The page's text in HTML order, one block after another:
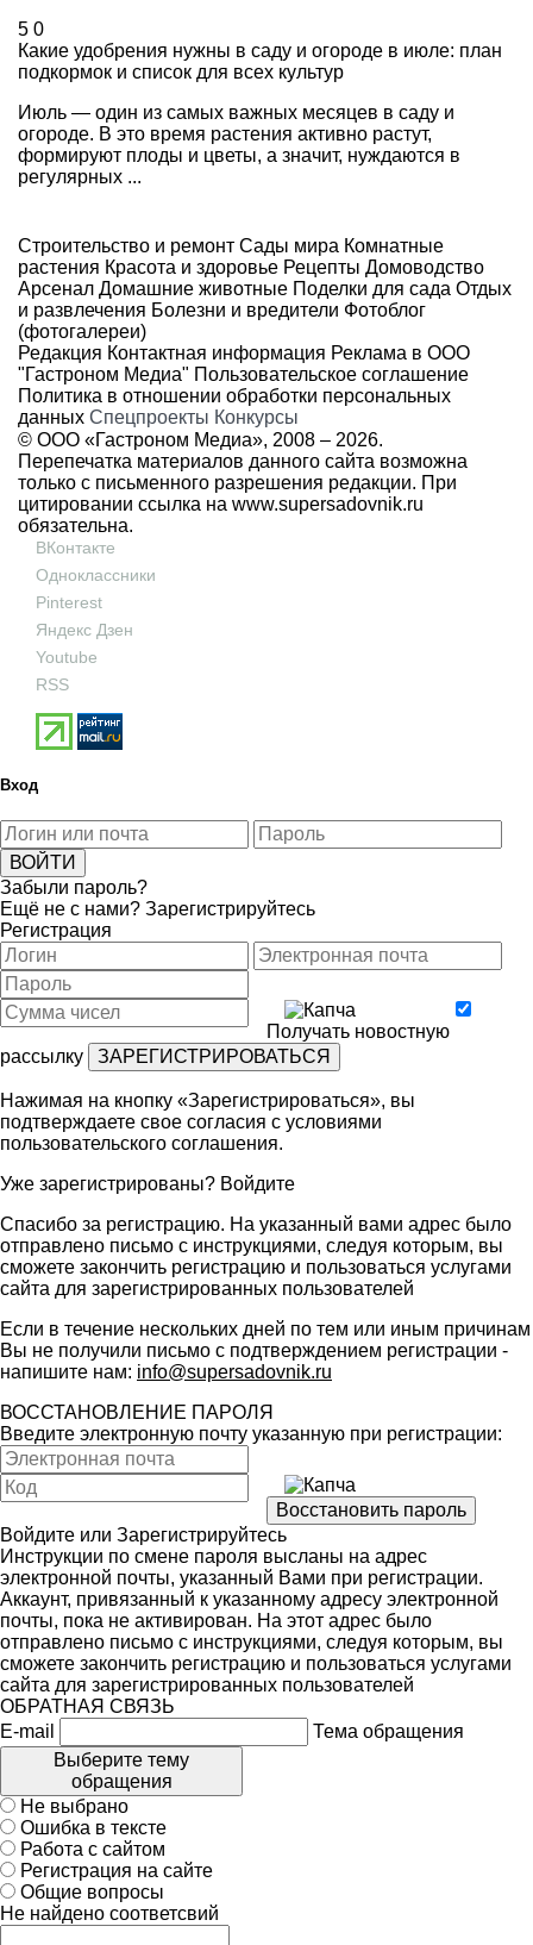
5 0
Какие удобрения нужны в саду и огороде в июле: план
подкормок и список для всех культур
Июль — один из самых важных месяцев в саду и
огороде. В это время растения активно растут,
формируют плоды и цветы, а значит, нуждаются в
регулярных ...
Строительство и ремонт Сады мира Комнатные
растения Красота и здоровье Рецепты Домоводство
Арсенал Домашние животные Поделки для сада Отдых
и развлечения Болезни и вредители Фотоблог
(фотогалереи)
Редакция Контактная информация Реклама в ООО
"Гастроном Медиа" Пользовательское соглашение
Политика в отношении обработки персональных
данных Спецпроекты Конкурсы
© ООО «Гастроном Медиа», 2008 – 2026.
Перепечатка материалов данного сайта возможна
только с письменного разрешения редакции. При
цитировании ссылка на www.supersadovnik.ru
обязательна.
ВКонтакте
Одноклассники
Pinterest
Яндекс Дзен
Youtube
RSS
Вход
Забыли пароль?
Ещё не с нами? Зарегистрируйтесь
Регистрация
Получать новостную
рассылку
Нажимая на кнопку «Зарегистрироваться», вы
подтверждаете свое согласия с условиями
пользовательского соглашения.
Уже зарегистрированы? Войдите
Спасибо за регистрацию. На указанный вами адрес было
отправлено письмо с инструкциями, следуя которым, вы
сможете закончить регистрацию и пользоваться услугами
сайта для зарегистрированных пользователей
Если в течение нескольких дней по тем или иным причинам
Вы не получили письмо с подтверждением регистрации -
напишите нам: info@supersadovnik.ru
ВОССТАНОВЛЕНИЕ ПАРОЛЯ
Введите электронную почту указанную при регистрации:
Войдите или Зарегистрируйтесь
Инструкции по смене пароля высланы на адрес
электронной почты, указанный Вами при регистрации.
Аккаунт, привязанный к указанному адресу электронной
почты, пока не активирован. На этот адрес было
отправлено письмо с инструкциями, следуя которым, вы
сможете закончить регистрацию и пользоваться услугами
сайта для зарегистрированных пользователей
ОБРАТНАЯ СВЯЗЬ
E-mail
Тема обращения
Выберите тему
обращения
Не выбрано
Ошибка в тексте
Работа с сайтом
Регистрация на сайте
Общие вопросы
Не найдено соответсвий